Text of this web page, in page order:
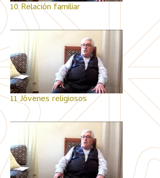
10 Relación familiar
11 Jóvenes religiosos